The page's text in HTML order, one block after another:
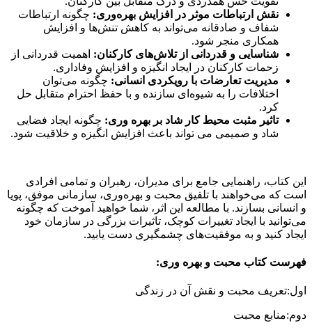
نقش ارتباطات موثر در افزایش بهره‌وری: چگونه ارتباطات
شفاف و صادقانه می‌تواند به کاهش تنش‌ها و افزایش
همکاری منجر شود.
شناسایی و قدردانی از تلاش‌های کارکنان: اهمیت قدردانی از
زحمات کارکنان در ایجاد انگیزه و افزایش وفاداری.
مدیریت تعارضات با رویکردی انسانی: چگونه می‌توان
اختلافات را به شیوه‌ای سازنده و با حفظ احترام متقابل حل
کرد.
تاثیر مثبت محیط کار شاد بر بهره وری: چگونه ایجاد فضایی
شاد و صمیمی می تواند باعث افزایش انگیزه و خلاقیت شود.
این کتاب، راهنمایی جامع برای مدیران، رهبران و تمامی افرادی
است که می‌خواهند با تلفیق محبت و بهره‌وری، سازمانی موفق، پویا
و انسانی بسازند. با مطالعه این اثر، شما خواهید آموخت که چگونه
می‌توانید با ایجاد تغییرات کوچک، تاثیرات بزرگی در سازمان خود
ایجاد کنید و به موفقیت‌های چشمگیری دست یابید.
فهرست کتاب محبت و بهره وری:
اول:تعریف محبت و نقش آن در زندگی
دوم:منابع محبت